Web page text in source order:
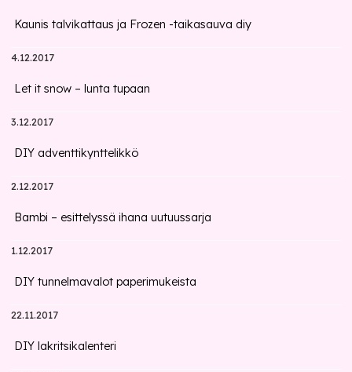
Kaunis talvikattaus ja Frozen -taikasauva diy
4.12.2017
Let it snow – lunta tupaan
3.12.2017
DIY adventtikynttelikkö
2.12.2017
Bambi – esittelyssä ihana uutuussarja
1.12.2017
DIY tunnelmavalot paperimukeista
22.11.2017
DIY lakritsikalenteri